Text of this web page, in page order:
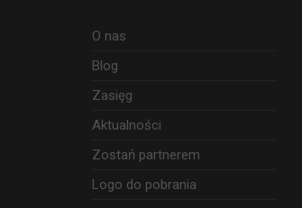
O nas
Blog
Zasięg
Aktualności
Zostań partnerem
Logo do pobrania